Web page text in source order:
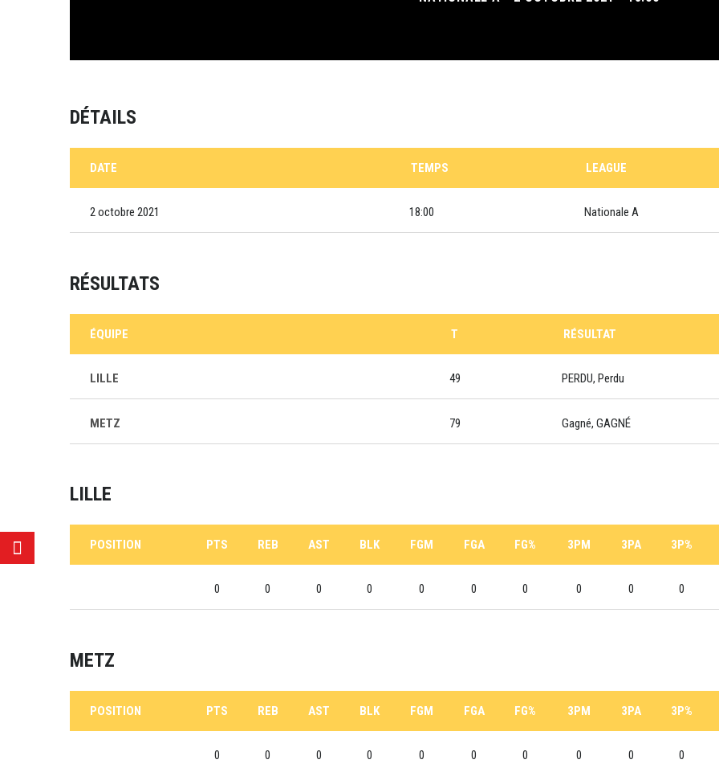
DÉTAILS
DATE TEMPS LEAGUE
2 octobre 2021 18:00 Nationale A
RÉSULTATS
ÉQUIPE T RÉSULTAT
LILLE 49 PERDU, Perdu
METZ 79 Gagné, GAGNÉ
LILLE
POSITION PTS REB AST BLK FGM FGA FG% 3PM 3PA 3P%
0 0 0 0 0 0 0 0 0 0
METZ
POSITION PTS REB AST BLK FGM FGA FG% 3PM 3PA 3P%
0 0 0 0 0 0 0 0 0 0